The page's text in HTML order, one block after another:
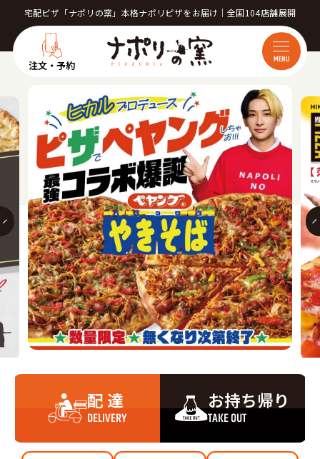
宅配ピザ「ナポリの窯」本格ナポリピザをお届け｜全国104店舗展開
注文・予約 MENU
配 達
DELIVERY
お持ち帰り
TAKE OUT